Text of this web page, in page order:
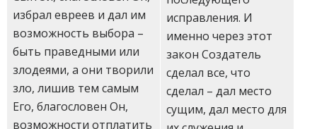
избрал евреев и дал им
возможность выбора –
быть праведными или
злодеями, а они творили
зло, лишив тем самым
Его, благословен Он,
возможности отплатить
исправления. И
именно через этот
закон Создатель
сделал все, что
сделал – дал место
сущим, дал место для